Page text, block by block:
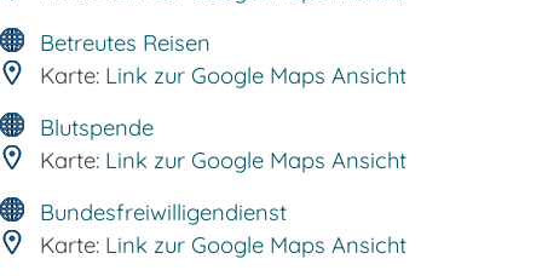
Betreutes Reisen
Karte: Link zur Google Maps Ansicht
Blutspende
Karte: Link zur Google Maps Ansicht
Bundesfreiwilligendienst
Karte: Link zur Google Maps Ansicht